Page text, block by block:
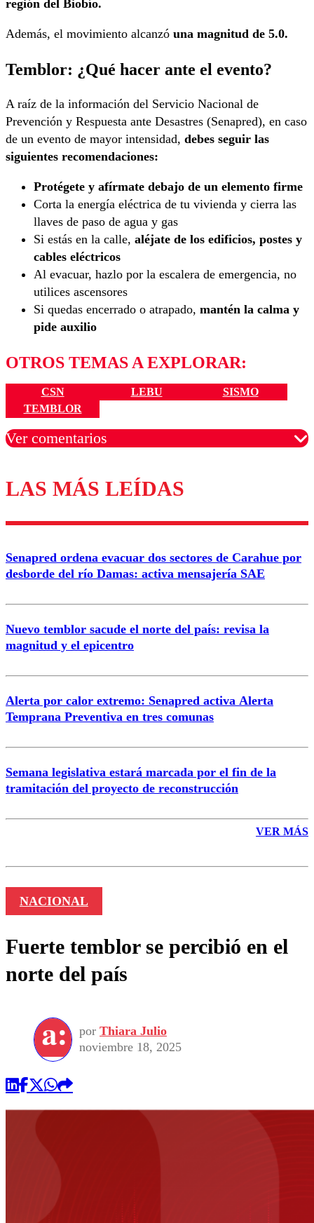
región del Biobío.
Además, el movimiento alcanzó una magnitud de 5.0.
Temblor: ¿Qué hacer ante el evento?
A raíz de la información del Servicio Nacional de
Prevención y Respuesta ante Desastres (Senapred), en caso
de un evento de mayor intensidad, debes seguir las
siguientes recomendaciones:
Protégete y afírmate debajo de un elemento firme
Corta la energía eléctrica de tu vivienda y cierra las
llaves de paso de agua y gas
Si estás en la calle, aléjate de los edificios, postes y
cables eléctricos
Al evacuar, hazlo por la escalera de emergencia, no
utilices ascensores
Si quedas encerrado o atrapado, mantén la calma y
pide auxilio
OTROS TEMAS A EXPLORAR:
CSN LEBU
SISMO
TEMBLOR
Ver comentarios
Los comentarios son moderados para garantizar un
diálogo respetuoso.
Nombre
Correo
LAS MÁS LEÍDAS
Senapred ordena evacuar dos sectores de Carahue por
desborde del río Damas: activa mensajería SAE
Nuevo temblor sacude el norte del país: revisa la
magnitud y el epicentro
Alerta por calor extremo: Senapred activa Alerta
Temprana Preventiva en tres comunas
Semana legislativa estará marcada por el fin de la
tramitación del proyecto de reconstrucción
VER MÁS
NACIONAL
Fuerte temblor se percibió en el
norte del país
por Thiara Julio
noviembre 18, 2025